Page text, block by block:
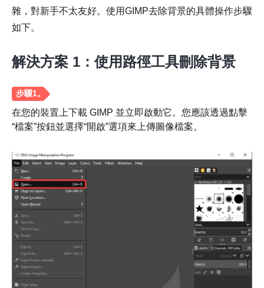
雜，對新手不太友好。使用GIMP去除背景的具體操作步驟
如下。
解決方案 1：使用路徑工具刪除背景
步驟1。
在您的裝置上下載 GIMP 並立即啟動它。您應該透過點擊
“檔案”按鈕並選擇“開啟”選項來上傳圖像檔案。